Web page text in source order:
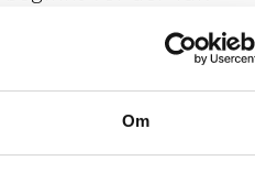
Om
Mattan werden